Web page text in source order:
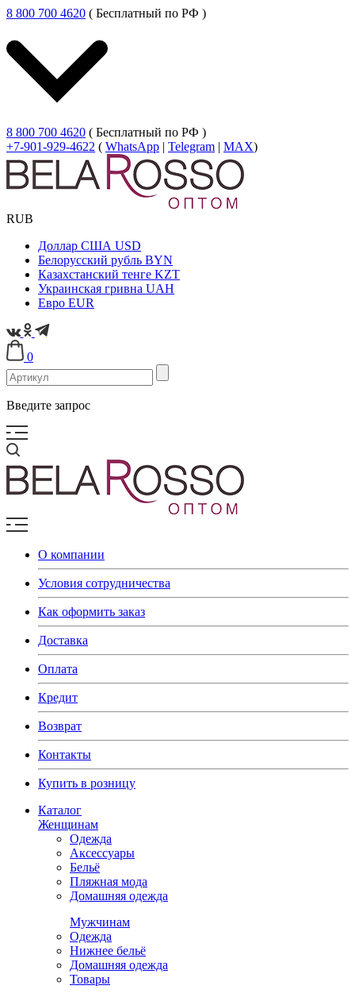
8 800 700 4620 ( Бесплатный по РФ )
8 800 700 4620 ( Бесплатный по РФ )
+7-901-929-4622 ( WhatsApp | Telegram | MAX)
RUB
Доллар США USD
Белорусский рубль BYN
Казахстанский тенге KZT
Украинская гривна UAH
Евро EUR
0
Введите запрос
О компании
Условия сотрудничества
Как оформить заказ
Доставка
Оплата
Кредит
Возврат
Контакты
Купить в розницу
Каталог
Женщинам
Одежда
Аксессуары
Бельё
Пляжная мода
Домашняя одежда
Мужчинам
Одежда
Нижнее бельё
Домашняя одежда
Товары